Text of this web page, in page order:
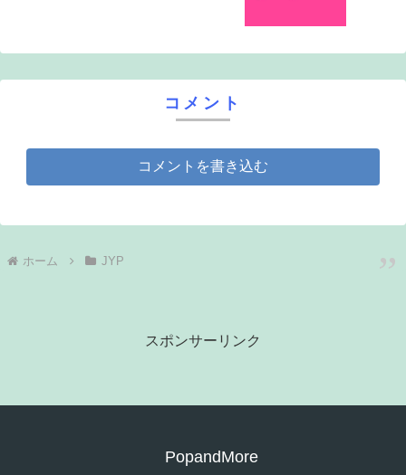
コメント
コメントを書き込む
ホーム JYP
スポンサーリンク
PopandMore